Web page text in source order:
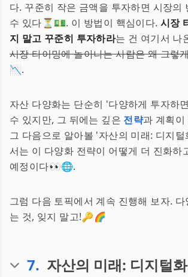
다. 꾸준히 작은 금액을 투자하면 시장의
수 있다⏳💵. 이 방법이 핵심이다. 시장
지 말고 꾸준히 투자하라는 건 여기서 나
시장 타이밍에 놀아나는 사람은 왜 그렇
📉.
자산 다양화는 단순히 '다양하게 투자하
수 있지만, 그 뒤에는 깊은 전략과 계획
그 다음으로 알아볼 '자산의 미래: 디지
서는 이 다양화 전략이 어떻게 더 진화하
예정이다👀🌐.
그럼 다음 토픽에서 계속 진행해 보자.
는 것, 잊지 말고!🔑🌈
7. 자산의 미래: 디지털